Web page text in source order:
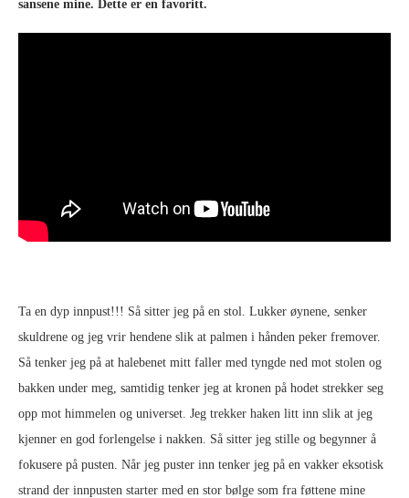
sansene mine. Dette er en favoritt.
Ta en dyp innpust!!! Så sitter jeg på en stol. Lukker øynene, senker
skuldrene og jeg vrir hendene slik at palmen i hånden peker fremover.
Så tenker jeg på at halebenet mitt faller med tyngde ned mot stolen og
bakken under meg, samtidig tenker jeg at kronen på hodet strekker seg
opp mot himmelen og universet. Jeg trekker haken litt inn slik at jeg
kjenner en god forlengelse i nakken. Så sitter jeg stille og begynner å
fokusere på pusten. Når jeg puster inn tenker jeg på en vakker eksotisk
strand der innpusten starter med en stor bølge som fra føttene mine